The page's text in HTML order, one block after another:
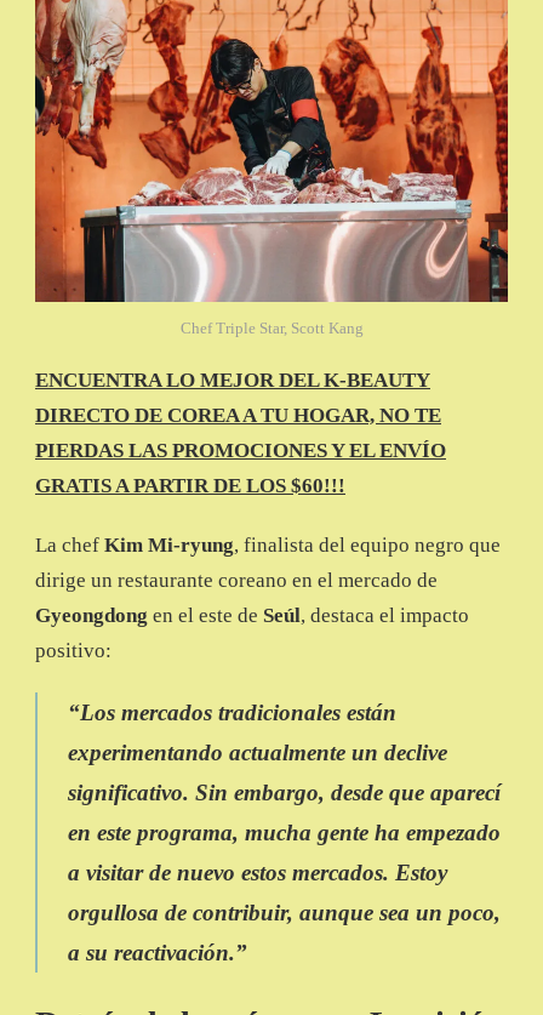
Chef Triple Star, Scott Kang
ENCUENTRA LO MEJOR DEL K-BEAUTY
DIRECTO DE COREA A TU HOGAR, NO TE
PIERDAS LAS PROMOCIONES Y EL ENVÍO
GRATIS A PARTIR DE LOS $60!!!
La chef Kim Mi-ryung, finalista del equipo negro que
dirige un restaurante coreano en el mercado de
Gyeongdong en el este de Seúl, destaca el impacto
positivo:
“Los mercados tradicionales están
experimentando actualmente un declive
significativo. Sin embargo, desde que aparecí
en este programa, mucha gente ha empezado
a visitar de nuevo estos mercados. Estoy
orgullosa de contribuir, aunque sea un poco,
a su reactivación.”